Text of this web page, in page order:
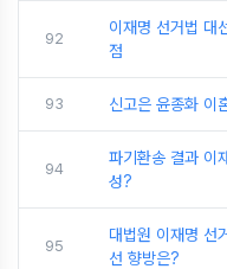
92
이재명 선거법 대
점
93 신고은 윤종화 이
94
파기환송 결과 이
성?
95
대법원 이재명 선
선 향방은?